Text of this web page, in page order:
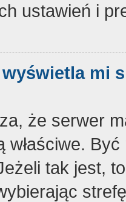
ustawień i
wyświetla mi
że serwer
właściwe.
tak jest,